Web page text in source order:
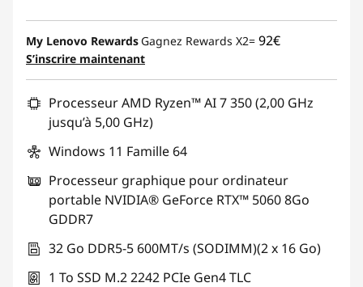
My Lenovo Rewards Gagnez Rewards X2= 92€
S’inscrire maintenant
Processeur AMD Ryzen™ AI 7 350 (2,00 GHz
jusqu’à 5,00 GHz)
Windows 11 Famille 64
Processeur graphique pour ordinateur
portable NVIDIA® GeForce RTX™ 5060 8Go
GDDR7
32 Go DDR5-5 600MT/s (SODIMM)(2 x 16 Go)
1 To SSD M.2 2242 PCIe Gen4 TLC